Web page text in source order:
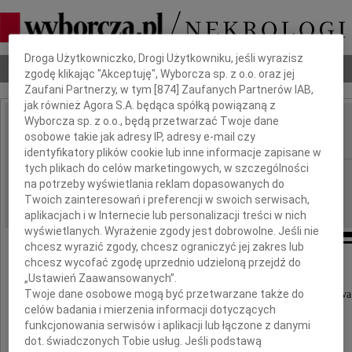
Nekrologi Odeszli Poradnik pogrzebowy
IMIĘ I NAZWISKO: Wisia Dzierżanowska
REGION: Wrocław
DATA EMISJI: 31.10.2018
W dniu 13 października 2018 roku odeszła
nasza ukochana Żona, Mama, Babcia i Teściowa
Dbamy o Twoją prywatność
Droga Użytkowniczko, Drogi Użytkowniku, jeśli wyrazisz
zgodę klikając "Akceptuję", Wyborcza sp. z o.o. oraz jej
Zaufani Partnerzy, w tym [874 ] Zaufanych Partnerów IAB,
jak również Agora S.A. będąca spółką powiązaną z
Wyborcza sp. z o.o., będą przetwarzać Twoje dane
osobowe takie jak adresy IP, adresy e-mail czy
identyfikatory plików cookie lub inne informacje zapisane w
tych plikach do celów marketingowych, w szczególności
na potrzeby wyświetlania reklam dopasowanych do
Twoich zainteresowań i preferencji w swoich serwisach,
aplikacjach i w Internecie lub personalizacji treści w nich
wyświetlanych. Wyrażenie zgody jest dobrowolne. Jeśli nie
chcesz wyrazić zgody, chcesz ograniczyć jej zakres lub
chcesz wycofać zgodę uprzednio udzieloną przejdź do
„Ustawień Zaawansowanych”.
Twoje dane osobowe mogą być przetwarzane także do
celów badania i mierzenia informacji dotyczących
funkcjonowania serwisów i aplikacji lub łączone z danymi
dot. świadczonych Tobie usług. Jeśli podstawą